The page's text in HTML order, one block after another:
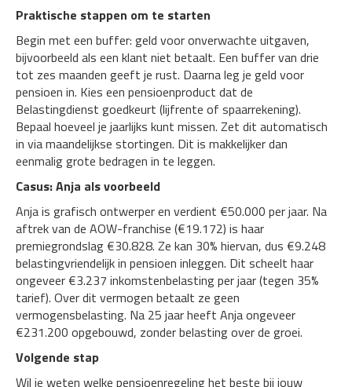
Praktische stappen om te starten
Begin met een buffer: geld voor onverwachte uitgaven,
bijvoorbeeld als een klant niet betaalt. Een buffer van drie
tot zes maanden geeft je rust. Daarna leg je geld voor
pensioen in. Kies een pensioenproduct dat de
Belastingdienst goedkeurt (lijfrente of spaarrekening).
Bepaal hoeveel je jaarlijks kunt missen. Zet dit automatisch
in via maandelijkse stortingen. Dit is makkelijker dan
eenmalig grote bedragen in te leggen.
Casus: Anja als voorbeeld
Anja is grafisch ontwerper en verdient €50.000 per jaar. Na
aftrek van de AOW-franchise (€19.172) is haar
premiegrondslag €30.828. Ze kan 30% hiervan, dus €9.248
belastingvriendelijk in pensioen inleggen. Dit scheelt haar
ongeveer €3.237 inkomstenbelasting per jaar (tegen 35%
tarief). Over dit vermogen betaalt ze geen
vermogensbelasting. Na 25 jaar heeft Anja ongeveer
€231.200 opgebouwd, zonder belasting over de groei.
Volgende stap
Wil je weten welke pensioenregeling het beste bij jouw